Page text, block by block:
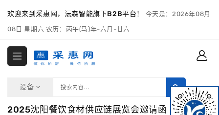
欢迎来到采惠网，沄森智能旗下B2B平台！ 今天是：2026年08月
08日 星期六 农历：丙午(马)年-六月-廿六
设备
2025沈阳餐饮食材供应链展览会邀请函